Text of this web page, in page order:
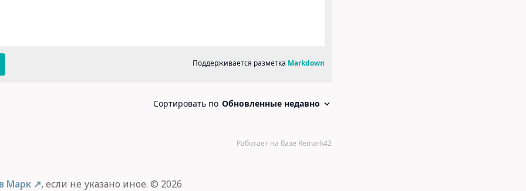
Марк , если не указано иное. © 2026